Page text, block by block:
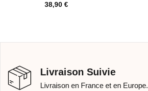
38,90 €
Livraison Suivie
Livraison en France et en Europe.